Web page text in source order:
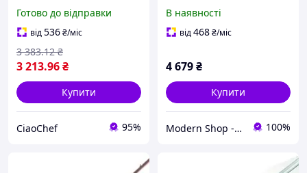
Готово до відправки
від536₴/міс
3 213.96₴
3 383.12 ₴
Купити
CiaoChef 95%
37RF/120)
В наявності
від468₴/міс
4 679₴
Купити
Modern Shop - посуд, товари для дому та активного відпочинку 100%